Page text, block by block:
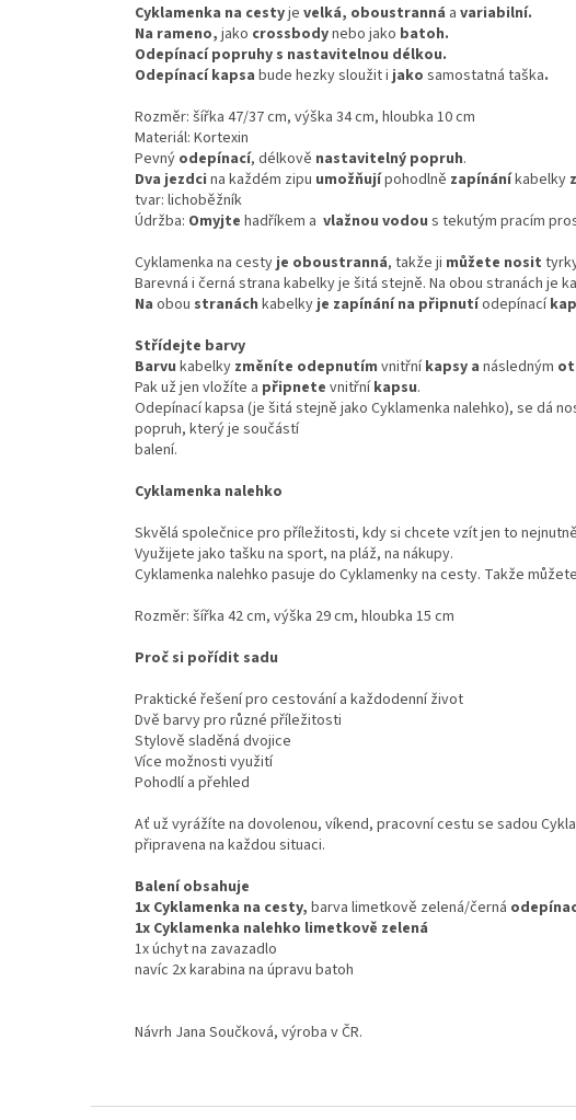
Cyklamenka na cestyje velká, oboustranná a variabilní.
Na rameno, jako crossbodynebo jako batoh.
Odepínací popruhy s nastavitelnou délkou.
Odepínací kapsa bude hezky sloužit i jako samostatná taška.
Rozměr: šířka 47/37 cm, výška 34 cm, hloubka 10 cm
Materiál: Kortexin
Pevný odepínací, délkově nastavitelný popruh.
Dva jezdci na každém zipu umožňujípohodlně zapínáníkabelky
tvar: lichoběžník
Údržba: Omyjte hadříkem a vlažnou vodou s tekutým pracím
Cyklamenka na cestyje oboustranná, takže ji můžete nosit
Barevná i černá strana kabelky je šitá stejně. Na obou stranách je
Na obou stranách kabelkyje zapínánína připnutíodepínací
Střídejte barvy
Barvu kabelky změníte odepnutím vnitřní kapsy a následným
Pak už jen vložíte a připnete vnitřní kapsu.
Odepínací kapsa (je šitá stejně jako Cyklamenka nalehko), se dá
popruh, který je součástí
balení.
Cyklamenka nalehko
Skvělá společnice pro příležitosti, kdy si chcete vzít jen to
Využijete jako tašku na sport, na pláž, na nákupy.
Cyklamenka nalehko pasuje do Cyklamenky na cesty. Takže
Rozměr: šířka 42 cm, výška 29 cm, hloubka 15 cm
Proč si pořídit sadu
Praktické řešení pro cestování a každodenní život
Dvě barvy pro různé příležitosti
Stylově sladěná dvojice
Více možnosti využití
Pohodlí a přehled
Ať už vyrážíte na dovolenou, víkend, pracovní cestu se sadou
připravena na každou situaci.
Balení obsahuje
1x Cyklamenka na cesty, barva limetkově zelená/černá
1x Cyklamenka nalehko limetkově zelená
1x úchyt na zavazadlo
navíc 2x karabina na úpravu batoh
Návrh Jana Součková, výroba v ČR.